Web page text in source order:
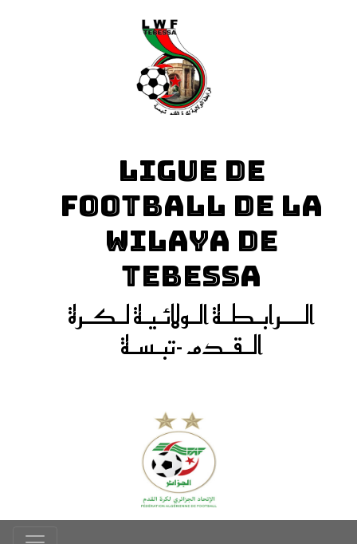
LIGUE DE
FOOTBALL DE LA
WILAYA DE
TEBESSA
الـــرابـطـة الـولائـيـة لـكـرة
الـقـدم -تبـسـة